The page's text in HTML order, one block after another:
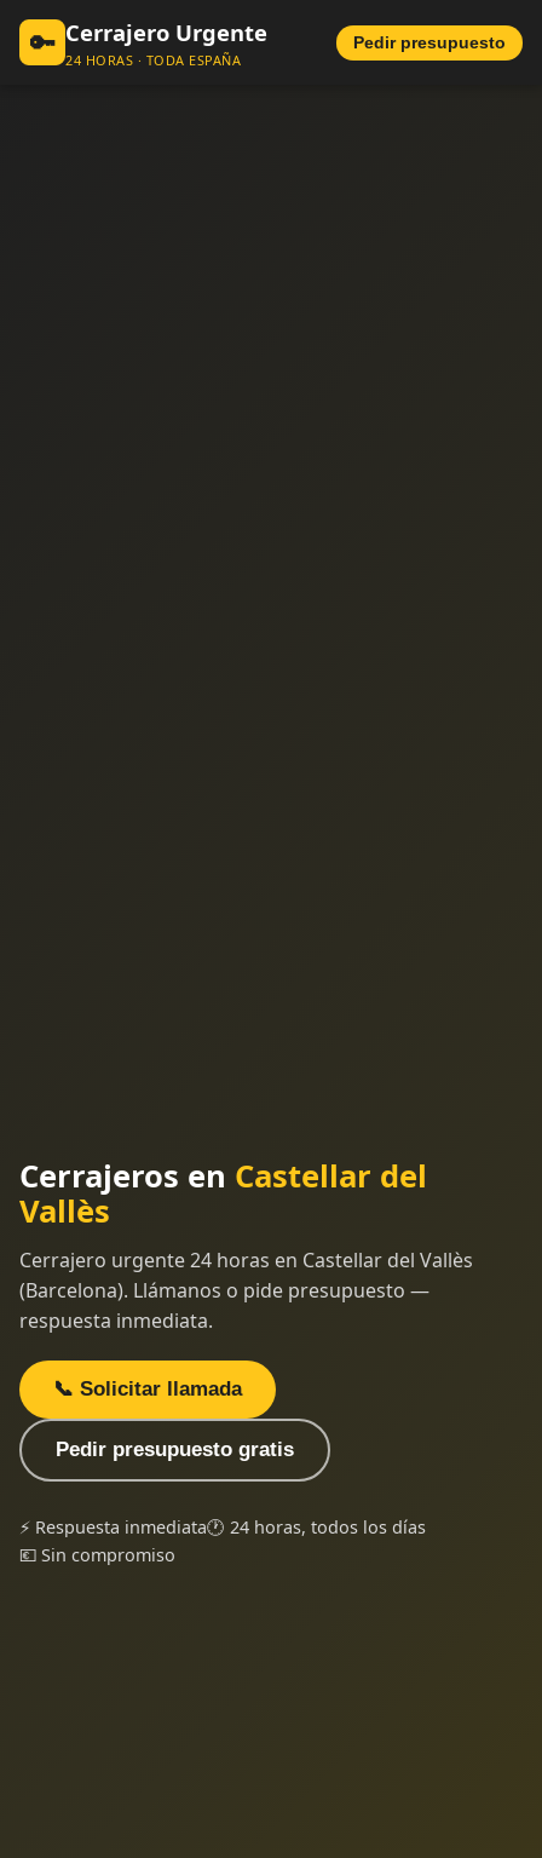
🔑 Cerrajero Urgente
24 HORAS · TODA ESPAÑA
Pedir presupuesto
Cerrajeros en Castellar del
Vallès
Cerrajero urgente 24 horas en Castellar del Vallès
(Barcelona). Llámanos o pide presupuesto —
respuesta inmediata.
📞 Solicitar llamada
Pedir presupuesto gratis
⚡ Respuesta inmediata🕐 24 horas, todos los días
💶 Sin compromiso